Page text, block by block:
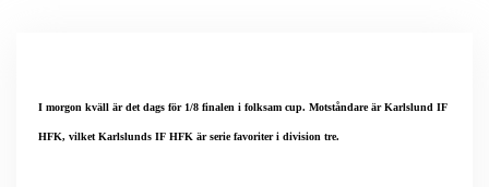
I morgon kväll är det dags för 1/8 finalen i folksam cup. Motståndare är Karlslund IF
HFK, vilket Karlslunds IF HFK är serie favoriter i division tre.